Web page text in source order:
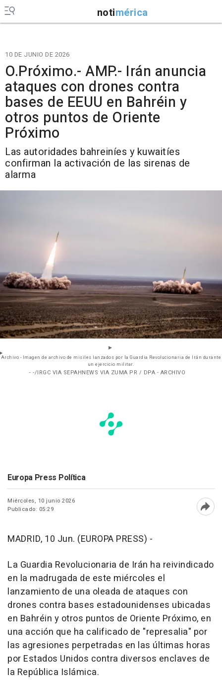
notimérica
10 DE JUNIO DE 2026
O.Próximo.- AMP.- Irán anuncia
ataques con drones contra
bases de EEUU en Bahréin y
otros puntos de Oriente
Próximo
Las autoridades bahreiníes y kuwaitíes
confirman la activación de las sirenas de
alarma
Archivo - Imagen de archivo de misiles lanzados por la Guardia Revolucionaria de Irán durante
un ejercicio militar.
- -/IRGC VIA SEPAHNEWS VIA ZUMA PR / DPA - ARCHIVO
Europa Press Política
Miércoles, 10 junio 2026
Publicado: 05:29
MADRID, 10 Jun. (EUROPA PRESS) -
La Guardia Revolucionaria de Irán ha reivindicado
en la madrugada de este miércoles el
lanzamiento de una oleada de ataques con
drones contra bases estadounidenses ubicadas
en Bahréin y otros puntos de Oriente Próximo, en
una acción que ha calificado de "represalia" por
las agresiones perpetradas en las últimas horas
por Estados Unidos contra diversos enclaves de
la República Islámica.